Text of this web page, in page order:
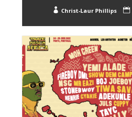
 Christ-Laur Phillips 